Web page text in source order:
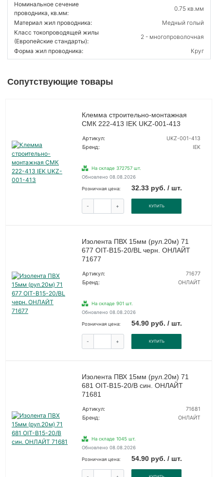
Номинальное сечение
проводника, кв.мм:
0.75 кв.мм
Материал жил проводника:
Медный голый
Класс токопроводящей жилы
(Европейские стандарты):
2 - многопроволочная
Форма жил проводника:
Круг
Сопутствующие товары
Клемма строительно-монтажная
СМК 222-413 IEK UKZ-001-413
Артикул:
UKZ-001-413
Бренд:
IEK
На складе 372757 шт.
Обновлено 08.08.2026
Розничная цена: 32.33 руб. / шт.
- + КУПИТЬ
Изолента ПВХ 15мм (рул.20м) 71
677 OIT-B15-20/BL черн. ОНЛАЙТ
71677
Артикул:
71677
Бренд:
ОНЛАЙТ
На складе 901 шт.
Обновлено 08.08.2026
Розничная цена: 54.90 руб. / шт.
- + КУПИТЬ
Изолента ПВХ 15мм (рул.20м) 71
681 OIT-B15-20/B син. ОНЛАЙТ
71681
Артикул:
71681
Бренд:
ОНЛАЙТ
На складе 1045 шт.
Обновлено 08.08.2026
Розничная цена: 54.90 руб. / шт.